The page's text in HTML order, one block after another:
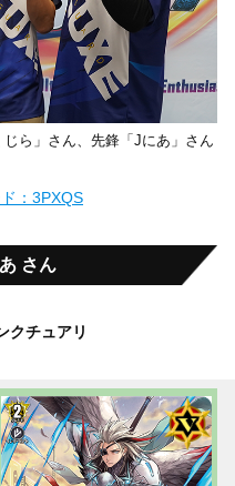
ら」さん、先鋒「Jにあ」さん
：3PXQS
さん
クチュアリ